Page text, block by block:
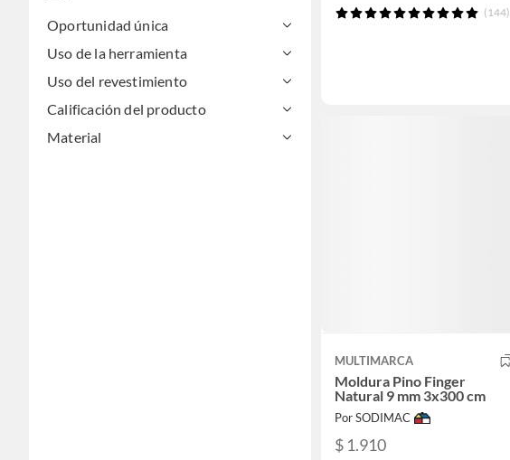
Oportunidad única
Uso de la herramienta
Uso del revestimiento
Calificación del producto
Material
(144)
MULTIMARCA
Moldura Pino Finger
Natural 9 mm 3x300 cm
Por SODIMAC
$ 1.910